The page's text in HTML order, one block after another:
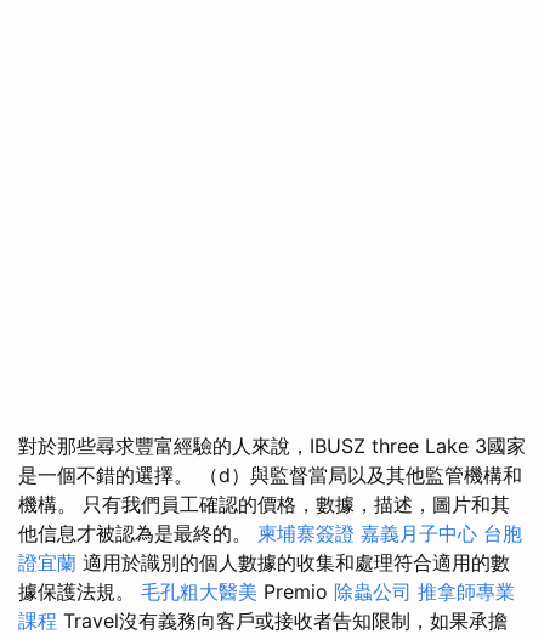
對於那些尋求豐富經驗的人來說，IBUSZ three Lake 3國家
是一個不錯的選擇。 （d）與監督當局以及其他監管機構和
機構。 只有我們員工確認的價格，數據，描述，圖片和其
他信息才被認為是最終的。 柬埔寨簽證 嘉義月子中心 台胞
證宜蘭 適用於識別的個人數據的收集和處理符合適用的數
據保護法規。 毛孔粗大醫美 Premio 除蟲公司 推拿師專業
課程 Travel沒有義務向客戶或接收者告知限制，如果承擔